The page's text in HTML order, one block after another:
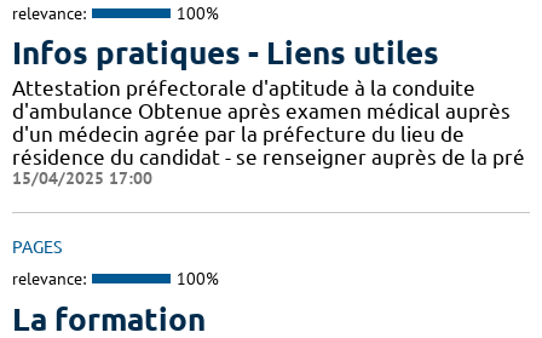
relevance: 100%
Infos pratiques - Liens utiles
Attestation préfectorale d'aptitude à la conduite
d'ambulance Obtenue après examen médical auprès
d'un médecin agrée par la préfecture du lieu de
résidence du candidat - se renseigner auprès de la pré
15/04/2025 17:00
PAGES
relevance: 100%
La formation